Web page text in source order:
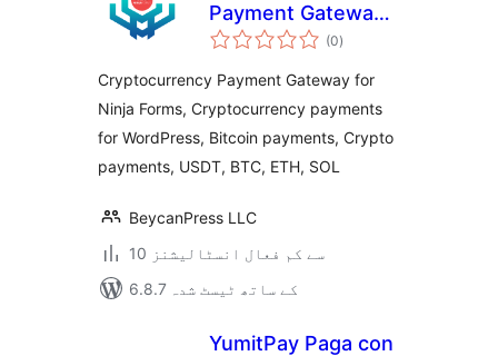
Payment Gateway
for Ninja Forms by
(0مجموعی
درجہ
)
Cryptocurrency Payment Gateway for
Ninja Forms, Cryptocurrency payments
for WordPress, Bitcoin payments, Crypto
payments, USDT, BTC, ETH, SOL
BeycanPress LLC
10 سے کم فعال انسٹالیشنز
6.8.7 کے ساتھ ٹیسٹ شدہ
YumitPay Paga con